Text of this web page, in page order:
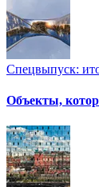
Спецвыпуск:
Объекты,